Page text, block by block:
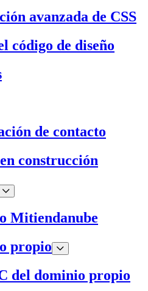
avanzada de CSS
código de diseño
de contacto
construcción
Mitiendanube
propio
del dominio propio